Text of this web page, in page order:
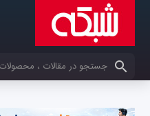
کلمات کلیدی خود را وارد کنید